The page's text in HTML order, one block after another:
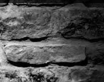
после оплаты.
существует — она